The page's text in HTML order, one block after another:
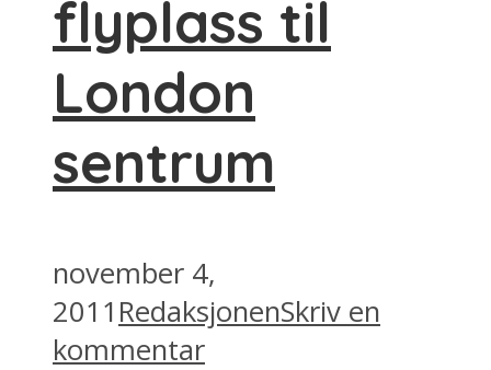
flyplass til
London
sentrum
november 4,
2011 RedaksjonenSkriv en
kommentar